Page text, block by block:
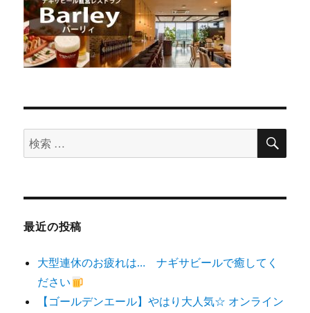
検
索
象:
検
最近の投稿
大型連休のお疲れは… ナギサビールで癒してく
ださい
【ゴールデンエール】やはり大人気☆ オンライン